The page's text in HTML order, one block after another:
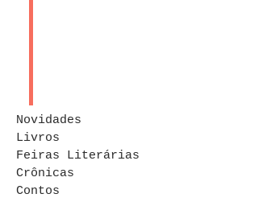
Novidades
Livros
Feiras Literárias
Crônicas
Contos